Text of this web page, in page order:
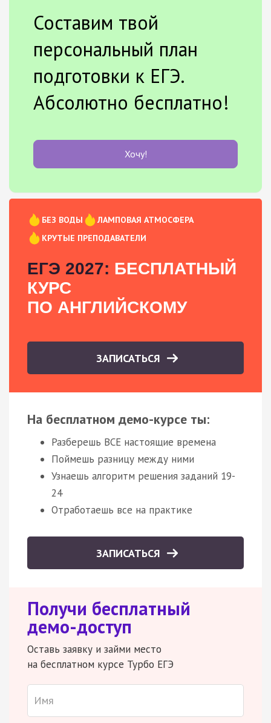
Составим твой
персональный план
подготовки к ЕГЭ.
Абсолютно бесплатно!
Хочу!
БЕЗ ВОДЫ
ЛАМПОВАЯ АТМОСФЕРА
КРУТЫЕ ПРЕПОДАВАТЕЛИ
ЕГЭ 2027: БЕСПЛАТНЫЙ
КУРС
ПО АНГЛИЙСКОМУ
ЗАПИСАТЬСЯ
На бесплатном демо-курсе ты:
Разберешь ВСЕ настоящие времена
Поймешь разницу между ними
Узнаешь алгоритм решения заданий 19-
24
Отработаешь все на практике
ЗАПИСАТЬСЯ
Получи бесплатный
демо-доступ
Оставь заявку и займи место
на бесплатном курсе Турбо ЕГЭ